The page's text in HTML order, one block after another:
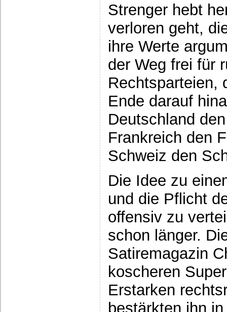
Strenger hebt
verloren geht,
ihre Werte
der Weg frei für
Rechtsparteien,
Ende darauf
Deutschland
Frankreich den
Schweiz den
Die Idee zu
und die Pflicht
offensiv zu
schon länger.
Satiremagazin
koscheren
Erstarken
bestärkten ihn